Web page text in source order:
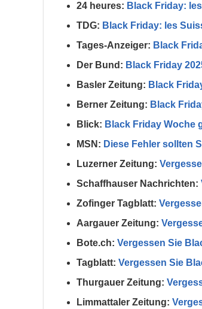
24 heures: Black Friday:
TDG: Black Friday: les
Tages-Anzeiger: Black
Der Bund: Black Friday
Basler Zeitung: Black
Berner Zeitung: Black
Blick: Black Friday Woche
MSN: Diese Fehler sollten
Luzerner Zeitung:
Schaffhauser Nachrichten:
Zofinger Tagblatt:
Aargauer Zeitung:
Bote.ch: Vergessen Sie
Tagblatt: Vergessen Sie
Thurgauer Zeitung:
Limmattaler Zeitung: